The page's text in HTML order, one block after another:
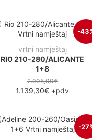
-
vrtni namještaj
RIO 210-280/ALICANTE
1+8
2.005,00€
1.139,30€ +pdv
-